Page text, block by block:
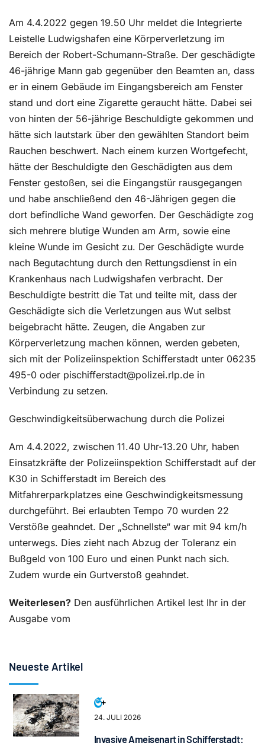
Am 4.4.2022 gegen 19.50 Uhr meldet die Integrierte
Leistelle Ludwigshafen eine Körperverletzung im
Bereich der Robert-Schumann-Straße. Der geschädigte
46-jährige Mann gab gegenüber den Beamten an, dass
er in einem Gebäude im Eingangsbereich am Fenster
stand und dort eine Zigarette geraucht hätte. Dabei sei
von hinten der 56-jährige Beschuldigte gekommen und
hätte sich lautstark über den gewählten Standort beim
Rauchen beschwert. Nach einem kurzen Wortgefecht,
hätte der Beschuldigte den Geschädigten aus dem
Fenster gestoßen, sei die Eingangstür rausgegangen
und habe anschließend den 46-Jährigen gegen die
dort befindliche Wand geworfen. Der Geschädigte zog
sich mehrere blutige Wunden am Arm, sowie eine
kleine Wunde im Gesicht zu. Der Geschädigte wurde
nach Begutachtung durch den Rettungsdienst in ein
Krankenhaus nach Ludwigshafen verbracht. Der
Beschuldigte bestritt die Tat und teilte mit, dass der
Geschädigte sich die Verletzungen aus Wut selbst
beigebracht hätte. Zeugen, die Angaben zur
Körperverletzung machen können, werden gebeten,
sich mit der Polizeiinspektion Schifferstadt unter 06235
495-0 oder pischifferstadt@polizei.rlp.de in
Verbindung zu setzen.
Geschwindigkeitsüberwachung durch die Polizei
Am 4.4.2022, zwischen 11.40 Uhr-13.20 Uhr, haben
Einsatzkräfte der Polizeiinspektion Schifferstadt auf der
K30 in Schifferstadt im Bereich des
Mitfahrerparkplatzes eine Geschwindigkeitsmessung
durchgeführt. Bei erlaubten Tempo 70 wurden 22
Verstöße geahndet. Der „Schnellste“ war mit 94 km/h
unterwegs. Dies zieht nach Abzug der Toleranz ein
Bußgeld von 100 Euro und einen Punkt nach sich.
Zudem wurde ein Gurtverstoß geahndet.
Weiterlesen? Den ausführlichen Artikel lest Ihr in der
Ausgabe vom
Neueste Artikel
24. JULI 2026
Invasive Ameisenart in Schifferstadt: